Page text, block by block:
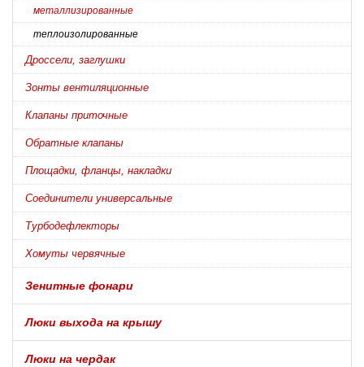
металлизированные
теплоизолированные
Дроссели, заглушки
Зонты вентиляционные
Клапаны приточные
Обратные клапаны
Площадки, фланцы, накладки
Соединители универсальные
Турбодефлекторы
Хомуты червячные
Зенитные фонари
Люки выхода на крышу
Люки на чердак